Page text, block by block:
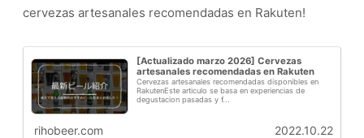
cervezas artesanales recomendadas en Rakuten!
[Actualizado marzo 2026] Cervezas
artesanales recomendadas en Rakuten
Cervezas artesanales recomendadas disponibles en
RakutenEste articulo se basa en experiencias de
degustacion pasadas y f...
rihobeer.com 2022.10.22